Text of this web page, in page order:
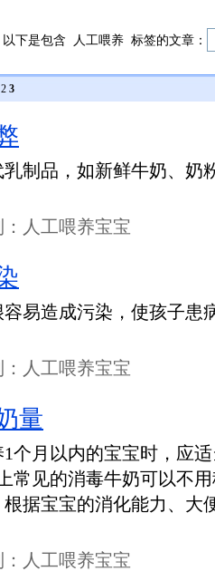
以下是包含 人工喂养 标签的文章：
2 3
制品，如新鲜牛奶、奶
：人工喂养宝宝
易造成污染，使孩子患
：人工喂养宝宝
量
个月以内的宝宝时，应
常见的消毒牛奶可以不
据宝宝的消化能力、大
：人工喂养宝宝